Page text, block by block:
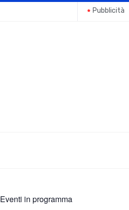
Pubblicità
Eventi in programma